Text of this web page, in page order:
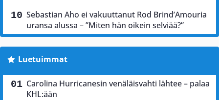
Sebastian Aho ei vakuuttanut Rod Brind’Amouria
uransa alussa – ”Miten hän oikein selviää?”
Luetuimmat
Carolina Hurricanesin venäläisvahti lähtee – palaa
KHL:ään